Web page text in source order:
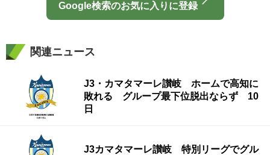
Google検索のお気に入りに登録
関連ニュース
J3・カマタマーレ讃岐 ホームで高知に
敗れる グループ最下位脱出ならず 10
日
J3カマタマーレ讃岐 特別リーグでグル